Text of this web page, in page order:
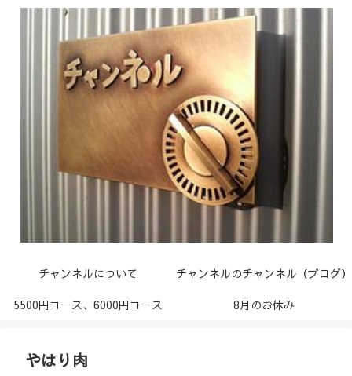
チャンネルについて
チャンネルのチャンネル（ブログ）
5500円コース、6000円コース
8月のお休み
やはり肉